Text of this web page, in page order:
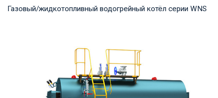
Газовый/жидкотопливный водогрейный котёл серии WNS
мощность продукта: 0,7-14 МВт Температура...